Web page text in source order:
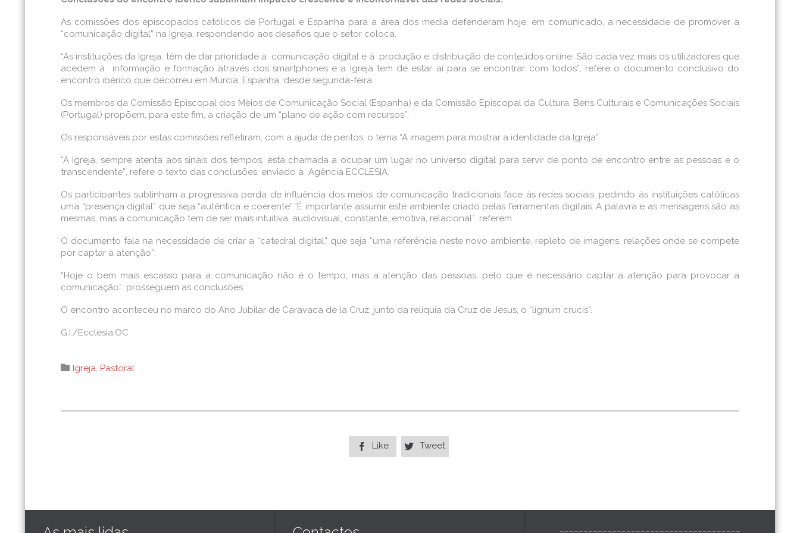
As comissões dos episcopados católicos de Portugal e Espanha para a área dos media defenderam hoje, em comunicado, a necessidade de promover a
“comunicação digital” na Igreja, respondendo aos desafios que o setor coloca.
“As instituições da Igreja, têm de dar prioridade à comunicação digital e à produção e distribuição de conteúdos online. São cada vez mais os utilizadores que
acedem à informação e formação através dos smartphones e a Igreja tem de estar aí­ para se encontrar com todos”, refere o documento conclusivo do
encontro ibérico que decorreu em Múrcia, Espanha, desde segunda-feira.
Os membros da Comissão Episcopal dos Meios de Comunicação Social (Espanha) e da Comissão Episcopal da Cultura, Bens Culturais e Comunicações Sociais
(Portugal) propõem, para este fim, a criação de um “plano de ação com recursos”.
Os responsáveis por estas comissões refletiram, com a ajuda de peritos, o tema “A imagem para mostrar a identidade da Igreja”.
“A Igreja, sempre atenta aos sinais dos tempos, está chamada a ocupar um lugar no universo digital para servir de ponto de encontro entre as pessoas e o
transcendente”, refere o texto das conclusões, enviado à Agência ECCLESIA.
Os participantes sublinham a progressiva perda de influência dos meios de comunicação tradicionais face às redes sociais, pedindo às instituições católicas
uma “presença digital” que seja “autêntica e coerente”.”É importante assumir este ambiente criado pelas ferramentas digitais. A palavra e as mensagens são as
mesmas, mas a comunicação tem de ser mais intuitiva, audiovisual, constante, emotiva, relacional”, referem.
O documento fala na necessidade de criar a “catedral digital” que seja “uma referência neste novo ambiente, repleto de imagens, relações onde se compete
por captar a atenção”.
“Hoje o bem mais escasso para a comunicação não é o tempo, mas a atenção das pessoas, pelo que é necessário captar a atenção para provocar a
comunicação”, prosseguem as conclusões.
O encontro aconteceu no marco do Ano Jubilar de Caravaca de la Cruz, junto da relí­quia da Cruz de Jesus, o “lignum crucis”.
G.I./Ecclesia:OC
 Category
Igreja, Pastoral
 Like  Tweet